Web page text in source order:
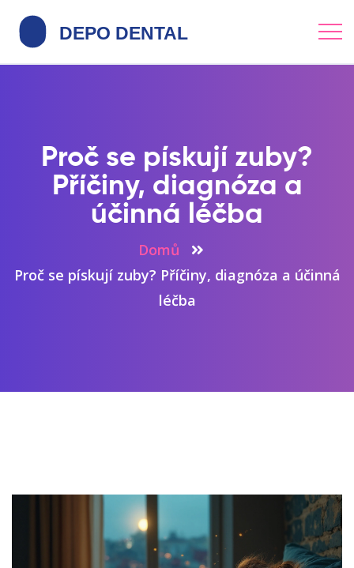
Proč se pískují zuby?
Příčiny, diagnóza a
účinná léčba
Domů
Proč se pískují zuby? Příčiny, diagnóza a účinná
léčba